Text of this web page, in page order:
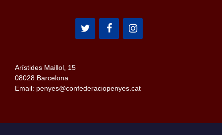
Arístides Maillol, 15
08028 Barcelona
Email: penyes@confederaciopenyes.cat